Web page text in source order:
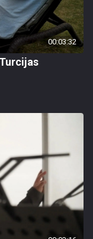
00:03:32